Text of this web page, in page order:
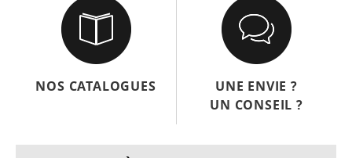
NOS CATALOGUES
UNE ENVIE ?
UN CONSEIL ?